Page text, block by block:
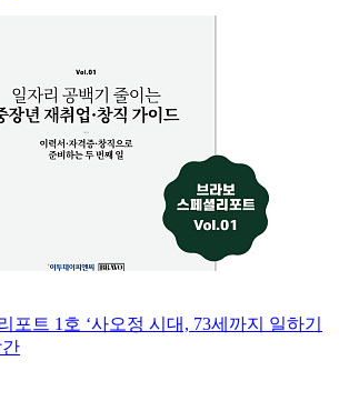
포트 1호 ‘사오정 시대, 73세까지 일하기
간